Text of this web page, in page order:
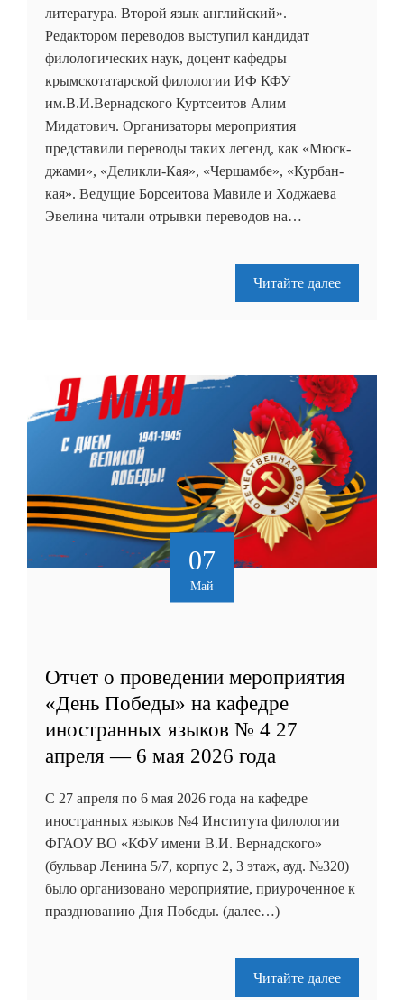
литература. Второй язык английский».
Редактором переводов выступил кандидат
филологических наук, доцент кафедры
крымскотатарской филологии ИФ КФУ
им.В.И.Вернадского Куртсеитов Алим
Мидатович. Организаторы мероприятия
представили переводы таких легенд, как «Мюск-
джами», «Деликли-Кая», «Чершамбе», «Курбан-
кая». Ведущие Борсеитова Мавиле и Ходжаева
Эвелина читали отрывки переводов на…
Читайте далее
07
Май
Отчет о проведении мероприятия
«День Победы» на кафедре
иностранных языков № 4 27
апреля — 6 мая 2026 года
С 27 апреля по 6 мая 2026 года на кафедре
иностранных языков №4 Института филологии
ФГАОУ ВО «КФУ имени В.И. Вернадского»
(бульвар Ленина 5/7, корпус 2, 3 этаж, ауд. №320)
было организовано мероприятие, приуроченное к
празднованию Дня Победы. (далее…)
Читайте далее